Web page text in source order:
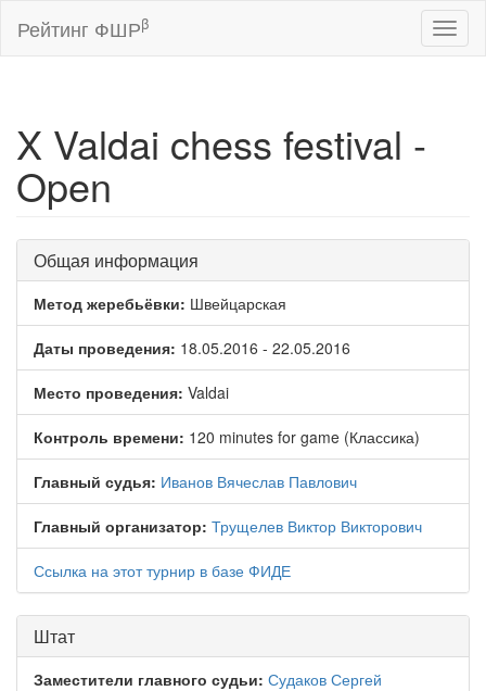
Рейтинг ФШРβ
X Valdai chess festival -
Open
Общая информация
Метод жеребьёвки: Швейцарская
Даты проведения: 18.05.2016 - 22.05.2016
Место проведения: Valdai
Контроль времени: 120 minutes for game (Классика)
Главный судья: Иванов Вячеслав Павлович
Главный организатор: Трущелев Виктор Викторович
Ссылка на этот турнир в базе ФИДЕ
Штат
Заместители главного судьи: Судаков Сергей